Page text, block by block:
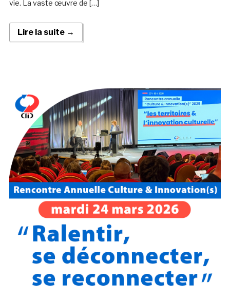
vie. La vaste œuvre de […]
Lire la suite →